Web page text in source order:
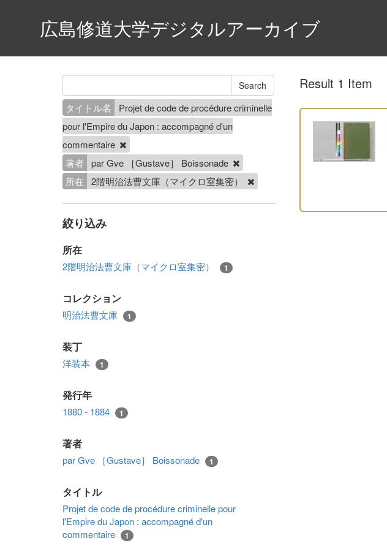
広島修道大学デジタルアーカイブ
タイトル名
Projet de code de procédure criminelle
pour l'Empire du Japon : accompagné d'un
commentaire
著者
par Gve ［Gustave］ Boissonade
所在
2階明治法曹文庫（マイクロ室集密）
絞り込み
所在
2階明治法曹文庫（マイクロ室集密） 1
コレクション
明治法曹文庫 1
装丁
洋装本 1
発行年
1880 - 1884 1
著者
par Gve ［Gustave］ Boissonade 1
タイトル
Projet de code de procédure criminelle pour
l'Empire du Japon : accompagné d'un
commentaire
1
Result 1 Item